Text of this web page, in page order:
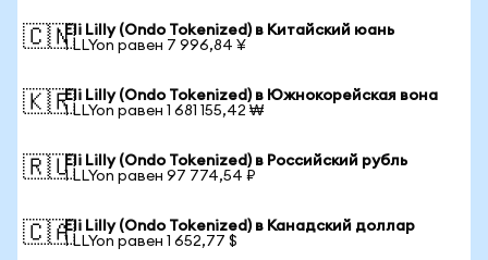
🇨🇳Eli Lilly (Ondo Tokenized) в Китайский юань
1 LLYon равен 7 996,84 ¥
🇰🇷Eli Lilly (Ondo Tokenized) в Южнокорейская вона
1 LLYon равен 1 681 155,42 ₩
🇷🇺Eli Lilly (Ondo Tokenized) в Российский рубль
1 LLYon равен 97 774,54 ₽
🇨🇦Eli Lilly (Ondo Tokenized) в Канадский доллар
1 LLYon равен 1 652,77 $